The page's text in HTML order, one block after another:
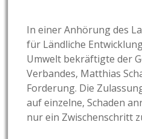
In einer Anhörung des
für Ländliche
Umwelt bekräftigte der
Verbandes, Matthias
Forderung. Die
auf einzelne, Schaden
nur ein Zwischenschritt